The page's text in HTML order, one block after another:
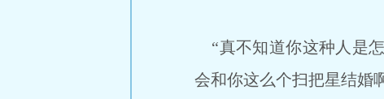
“真不知道你这种人是
会和你这么个扫把星结婚